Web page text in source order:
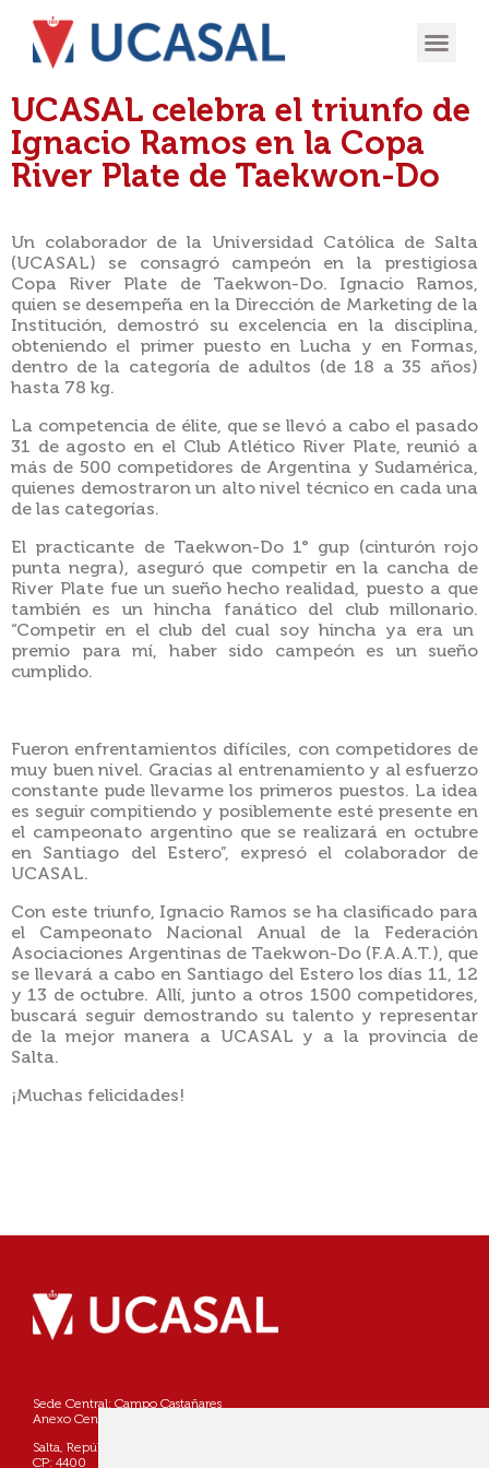
UCASAL celebra el triunfo de
Ignacio Ramos en la Copa
River Plate de Taekwon-Do
Un colaborador de la Universidad Católica de Salta
(UCASAL) se consagró campeón en la prestigiosa
Copa River Plate de Taekwon-Do. Ignacio Ramos,
quien se desempeña en la Dirección de Marketing de la
Institución, demostró su excelencia en la disciplina,
obteniendo el primer puesto en Lucha y en Formas,
dentro de la categoría de adultos (de 18 a 35 años)
hasta 78 kg.
La competencia de élite, que se llevó a cabo el pasado
31 de agosto en el Club Atlético River Plate, reunió a
más de 500 competidores de Argentina y Sudamérica,
quienes demostraron un alto nivel técnico en cada una
de las categorías.
El practicante de Taekwon-Do 1° gup (cinturón rojo
punta negra), aseguró que competir en la cancha de
River Plate fue un sueño hecho realidad, puesto a que
también es un hincha fanático del club millonario.
“Competir en el club del cual soy hincha ya era un
premio para mí, haber sido campeón es un sueño
cumplido.
Fueron enfrentamientos difíciles, con competidores de
muy buen nivel. Gracias al entrenamiento y al esfuerzo
constante pude llevarme los primeros puestos. La idea
es seguir compitiendo y posiblemente esté presente en
el campeonato argentino que se realizará en octubre
en Santiago del Estero”, expresó el colaborador de
UCASAL.
Con este triunfo, Ignacio Ramos se ha clasificado para
el Campeonato Nacional Anual de la Federación
Asociaciones Argentinas de Taekwon-Do (F.A.A.T.), que
se llevará a cabo en Santiago del Estero los días 11, 12
y 13 de octubre. Allí, junto a otros 1500 competidores,
buscará seguir demostrando su talento y representar
de la mejor manera a UCASAL y a la provincia de
Salta.
¡Muchas felicidades!
Sede Central: Campo Castañares
Anexo Centro: Pellegrini 790
Salta, República Argentina
CP: 4400